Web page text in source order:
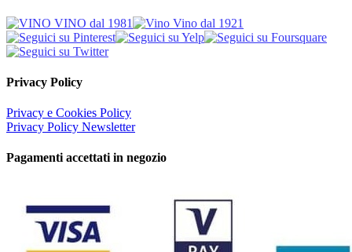
Privacy Policy
Privacy e Cookies Policy
Privacy Policy Newsletter
Pagamenti accettati in negozio